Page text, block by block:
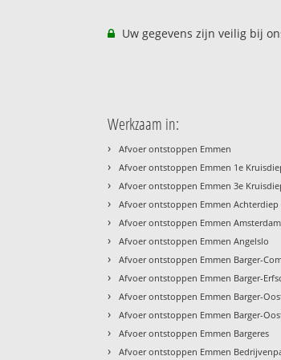
Uw gegevens zijn veilig bij
Werkzaam in:
› Afvoer ontstoppen Emmen
› Afvoer ontstoppen Emmen 1e
› Afvoer ontstoppen Emmen 3e
› Afvoer ontstoppen Emmen Achterdiep
› Afvoer ontstoppen Emmen
› Afvoer ontstoppen Emmen Angelslo
› Afvoer ontstoppen Emmen Barger-
› Afvoer ontstoppen Emmen Barger-
› Afvoer ontstoppen Emmen Barger-
› Afvoer ontstoppen Emmen Barger-
› Afvoer ontstoppen Emmen Bargeres
› Afvoer ontstoppen Emmen